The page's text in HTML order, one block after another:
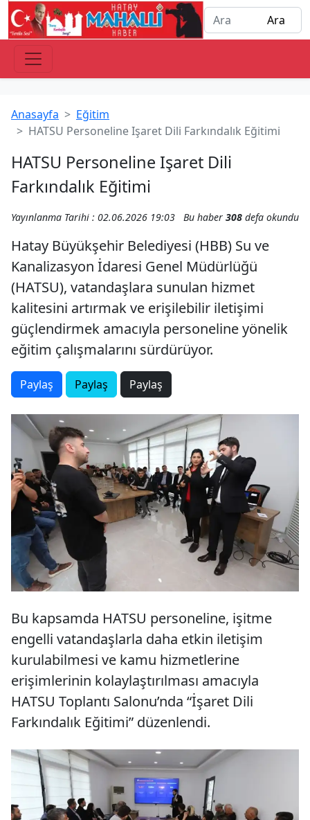
Anasayfa
Eğitim
HATSU Personeline Işaret Dili Farkındalık Eğitimi
HATSU Personeline Işaret Dili
Farkındalık Eğitimi
Yayınlanma Tarihi : 02.06.2026 19:03 Bu haber 308 defa okundu
Hatay Büyükşehir Belediyesi (HBB) Su ve
Kanalizasyon İdaresi Genel Müdürlüğü
(HATSU), vatandaşlara sunulan hizmet
kalitesini artırmak ve erişilebilir iletişimi
güçlendirmek amacıyla personeline yönelik
eğitim çalışmalarını sürdürüyor.
Paylaş Paylaş Paylaş
Bu kapsamda HATSU personeline, işitme
engelli vatandaşlarla daha etkin iletişim
kurulabilmesi ve kamu hizmetlerine
erişimlerinin kolaylaştırılması amacıyla
HATSU Toplantı Salonu’nda “İşaret Dili
Farkındalık Eğitimi” düzenlendi.